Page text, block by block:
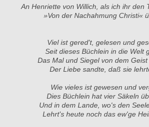
An Henriette von Willich, als ich ihr den
»Von der Nachahmung Christi«
Viel ist gered't, gelesen und
Seit dieses Büchlein in die Welt
Das Mal und Siegel von dem Geist
Der Liebe sandte, daß sie
Wie vieles ist gewesen und
Dies Büchlein hat vier Säkeln
Und in dem Lande, wo's den
Lehrt's heute noch das ew'ge